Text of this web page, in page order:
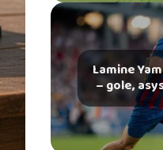
Lamine
– gole,